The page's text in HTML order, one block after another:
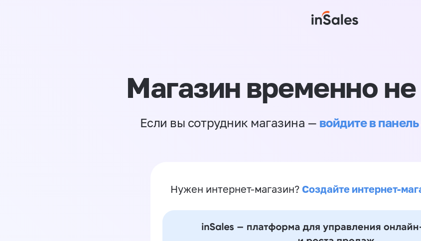
Магазин временно не
Если вы сотрудник магазина — войдите в
Нужен интернет-магазин? Создайте интернет-